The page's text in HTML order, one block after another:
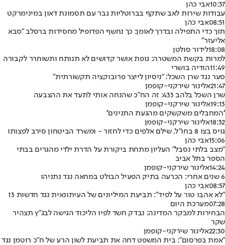
10:37אבי כהן
עבודות שירות לאב שתקף בברוטליות גבר עם תסמונת דאון במינימרקט
08:51אבי כהן
תוך כדי התפילה ובדרך לאומן: כך נחשף הפדופיל מחסידות ברסלב "סבא
אליעזר"
18:08לידור סולטן
למרות בקשת המשטרה: גופת אושר קדושים לא תנותח ותשוחרר לקבורה
11:49הודיה בושרי
סער נגד שרן השכל: "ניסיון לייצר פרובוקציה תקשורתית"
21:47אלינור שירקני-קופמן
שרן השכל בלהב 433: זה הח"כ שהנחה אותי לתעד את ההצבעה
19:13אלינור שירקני-קופמן
''המחבלים משקשקים מהגעת התנינים''
18:32אלינור שירקני-קופמן
גויס בצו 8 בחו"ל, שילם אלפים כדי לחזור - ומשרד הביטחון סירב לפצותו
15:06אבי כהן
״מצב בלתי נסבל״ העליון מתחת ביקורת על הדרת ילדי מהגרים בבתי
הספר בתל אביב
14:24אלינור שירקני-קופמן
6 שנים אחרי: הכרעה בתיק הפעיל הבולט במחאה נגד נתניהו
08:57אבי כהן
"לא אהבו טור על לפיד": תביעת המיליונים של העיתונאית נגד חדשות 13
07:28מערכת היום
הבחירות למבקר המדינה: נבדק חשד לפיו הליכוד הגישה לבג"ץ תצהיר
שקר
22:30אלינור שירקני-קופמן
"אמת בפרסום": בית המשפט דחה את תביעת לשון הרע של ח"כ רוטמן נגד